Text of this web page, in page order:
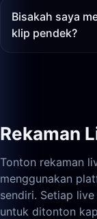
Bisakah saya
klip pendek?
Rekaman
Tonton rekaman
menggunakan
sendiri. Setiap
untuk ditonton